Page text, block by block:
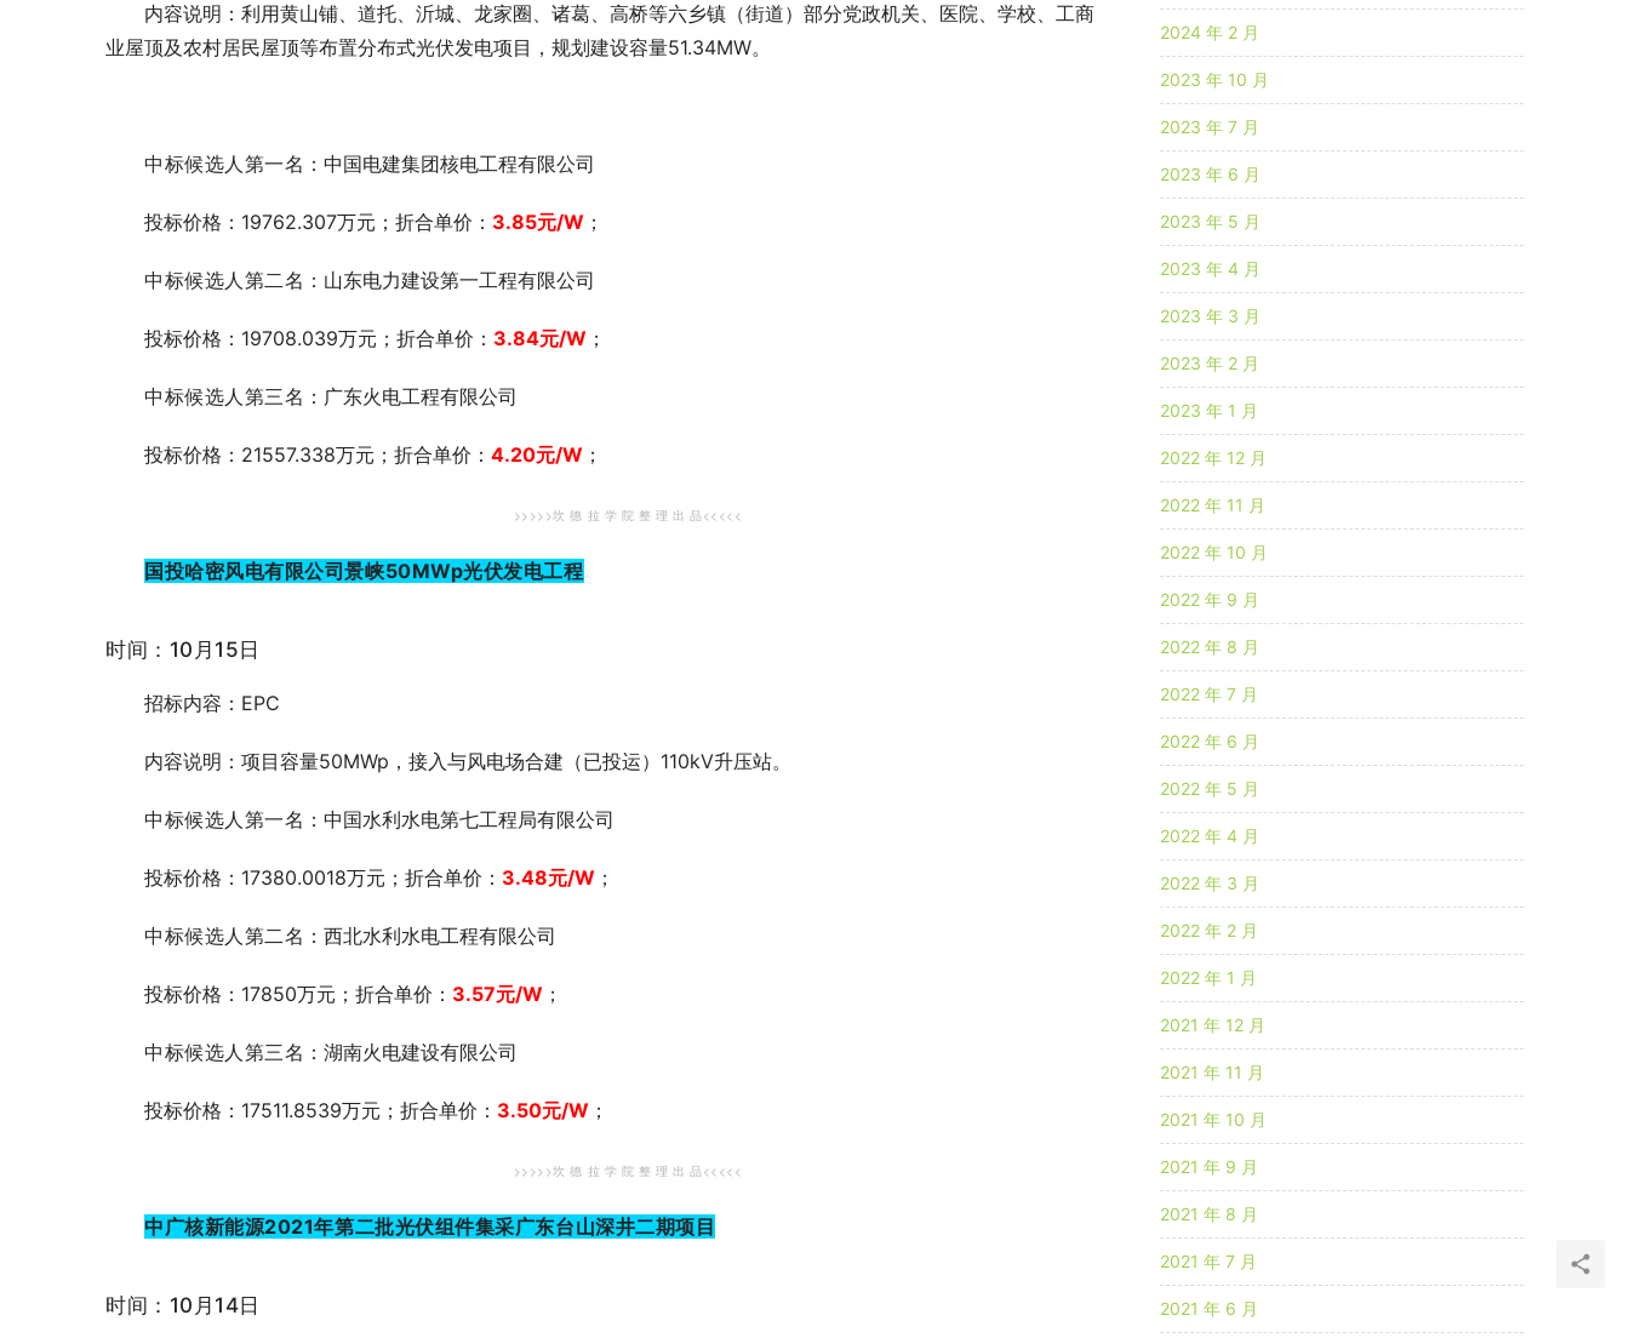
内容说明：利用黄山铺、道托、沂城、龙家圈、诸葛、高桥等六乡镇（街道）部分党政机关、医院、学校、工商
业屋顶及农村居民屋顶等布置分布式光伏发电项目，规划建设容量51.34MW。
中标候选人第一名：中国电建集团核电工程有限公司
投标价格：19762.307万元；折合单价： 3.85元/W ；
中标候选人第二名 ：山东电力建设第一工程有限公司
投标价格：19708.039万元；折合单价： 3.84元/W ；
中标候选人第三名 ：广东火电工程有限公司
投标价格：21557.338万元；折合单价： 4.20元/W ；
>>>>>坎 德 拉 学 院 整 理 出 品<<<<<
国投哈密风电有限公司景峡50MWp光伏发电工程
时间：10月15日
招标内容：EPC
内容说明：项目容量50MWp，接入与风电场合建（已投运）110kV升压站。
中标候选人第一名：中国水利水电第七工程局有限公司
投标价格：17380.0018万元；折合单价： 3.48元/W ；
中标候选人第二名 ：西北水利水电工程有限公司
投标价格：17850万元；折合单价： 3.57元/W ；
中标候选人第三名 ：湖南火电建设有限公司
投标价格：17511.8539万元；折合单价： 3.50元/W ；
>>>>>坎 德 拉 学 院 整 理 出 品<<<<<
中广核新能源2021年第二批光伏组件集采广东台山深井二期项目
时间：10月14日
2024 年 2 月
2023 年 10 月
2023 年 7 月
2023 年 6 月
2023 年 5 月
2023 年 4 月
2023 年 3 月
2023 年 2 月
2023 年 1 月
2022 年 12 月
2022 年 11 月
2022 年 10 月
2022 年 9 月
2022 年 8 月
2022 年 7 月
2022 年 6 月
2022 年 5 月
2022 年 4 月
2022 年 3 月
2022 年 2 月
2022 年 1 月
2021 年 12 月
2021 年 11 月
2021 年 10 月
2021 年 9 月
2021 年 8 月
2021 年 7 月
2021 年 6 月